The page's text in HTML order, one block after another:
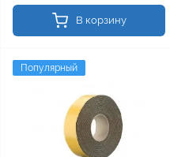
В корзину
Популярный